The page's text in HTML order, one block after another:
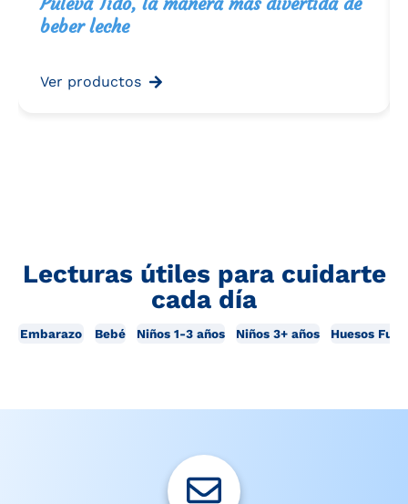
beber leche
Ver productos
Lecturas útiles para cuidarte
cada día
Embarazo Bebé Niños 1-3 años Niños 3+ años Huesos